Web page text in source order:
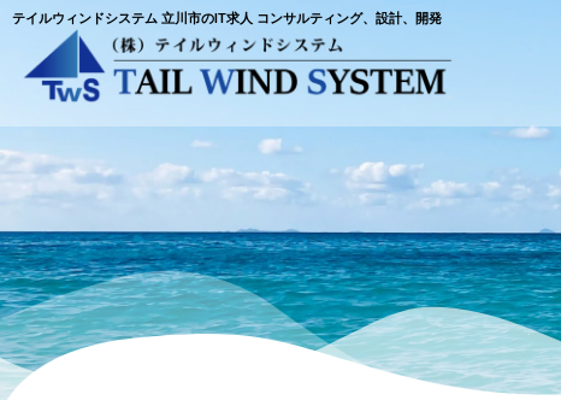
テイルウィンドシステム 立川市のIT求人 コンサルティング、設計、開発